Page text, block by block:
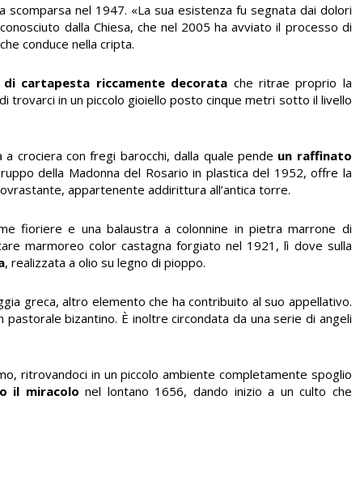
scomparsa nel 1947. «La sua esistenza fu segnata dai dolori
dalla Chiesa, che nel 2005 ha avviato il processo di
conduce nella cripta.
cartapesta riccamente decorata che ritrae proprio la
trovarci in un piccolo gioiello posto cinque metri sotto il livello
crociera con fregi barocchi, dalla quale pende un raffinato
della Madonna del Rosario in plastica del 1952, offre la
appartenente addirittura all’antica torre.
fioriere e una balaustra a colonnine in pietra marrone di
marmoreo color castagna forgiato nel 1921, lì dove sulla
, realizzata a olio su legno di pioppo.
greca, altro elemento che ha contribuito al suo appellativo.
pastorale bizantino. È inoltre circondata da una serie di angeli
ritrovandoci in un piccolo ambiente completamente spoglio
il miracolonel lontano 1656, dando inizio a un culto che